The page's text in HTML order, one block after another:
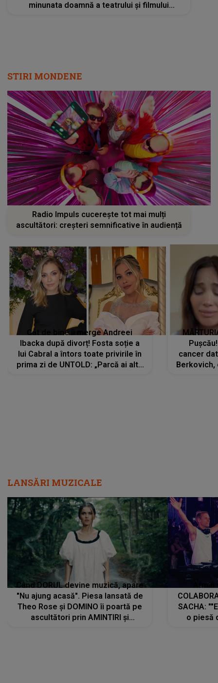
minunata doamnă a teatrului şi filmului
STIRI MONDENE
Radio Impuls cucerește tot mai mulți
ascultători: creșteri semnificative în audiență
Cât de bine îi merge Andreei
Ibacka după divorț! Fosta soție a
lui Cabral a întors toate privirile în
prima zi de UNTOLD: „Parcă ai altă
cancer
LANSĂRI MUZICALE
Când DORUL devine muzică, apare
"Nu ajung acasă". Piesa lansată de
Theo Rose și DOMINO îi poartă pe
ascultători prin AMINTIRI și
SACHA:
o piesă